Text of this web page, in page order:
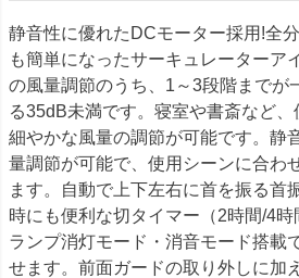
静音性に優れたDCモーター採用!全
も簡単になったサーキュレーターア
の風量調節のうち、1～3段階までが
る35dB未満です。寝室や書斎など
細やかな風量の調節が可能です。静
量調節が可能で、使用シーンに合わ
ます。自動で上下左右に首を振る首
時にも便利な切タイマー（2時間/4時
ランプ消灯モード・消音モード搭載
せます。前面ガードの取り外しに加